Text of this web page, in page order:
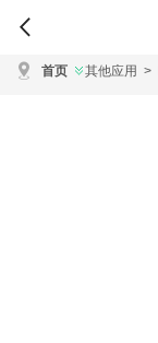
首页 其他应用 >